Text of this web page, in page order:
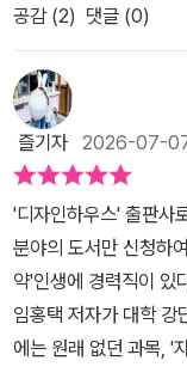
면 삶의 질이 높아진다
를 제공하고 도어락
분리하기 등 사소해 보
활에서 겪는 다양한 어
지키는 일이다. 기초가 튼튼해야 집이 무너지지 않는다. 저자가 삶의
수가 잘 모르는 것들
채 치열한 사회에 내던
아 다섯 가지 역량을
무로 인한 고민, 노력
도 않은데 모이지 않
마치 아버지가 자식에
어른으로 살아가는데
이다. 바로 이런 이유로
각났다. 나이는 괜히
게 하면 좋을지 알려주
할지 모르겠는 것들에
으로서 살아남는 기술
쳐주기 때문이다. ​그래
다. 저자는 1로 서기
하다고 말하는데 직업
술이 그것이다.책에서
공감 (2) 댓글 (0)
즐기자 2026-07-
'디자인하우스' 출판사
분야의 도서만 신청하
약'인생에 경력직이 있
임홍택 저자가 대학 강
에는 원래 없던 과목, '